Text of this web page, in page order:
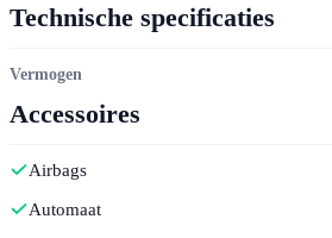
Technische specificaties
Vermogen
Accessoires
Airbags
Automaat